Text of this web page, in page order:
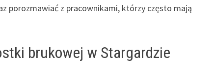
porozmawiać z pracownikami, którzy często mają
brukowej w Stargardzie